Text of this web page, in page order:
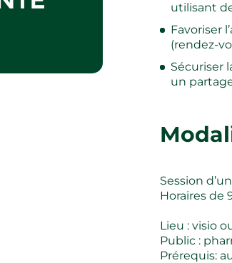
utilisant
Favoriser
(rendez-
Sécuriser
un
Session
Horaires de
Lieu : visio
Public :
Prérequis: